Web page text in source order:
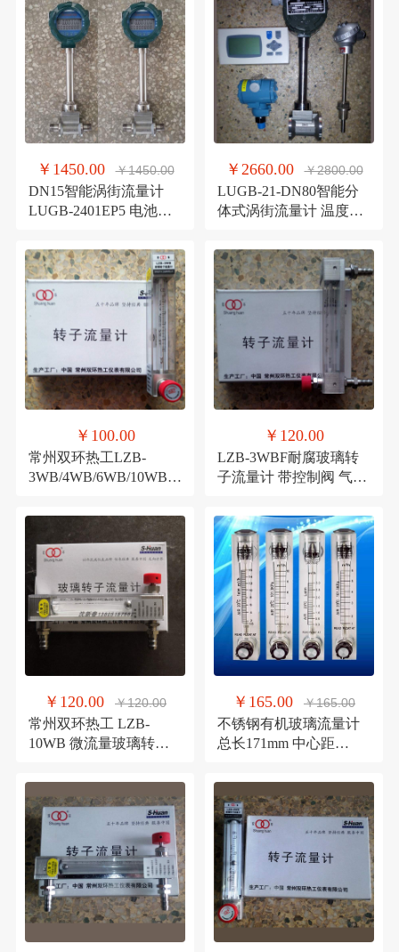
￥1450.00 ￥1450.00
DN15智能涡街流量计
LUGB-2401EP5 电池供
￥2660.00 ￥2800.00
LUGB-21-DN80智能分
体式涡街流量计 温度压
￥100.00
常州双环热工LZB-
3WB/4WB/6WB/10WB玻
3WBF/4WBF
￥120.00
LZB-3WBF耐腐玻璃转
子流量计 带控制阀 气体
￥120.00 ￥120.00
常州双环热工 LZB-
10WB 微流量玻璃转子
￥165.00 ￥165.00
不锈钢有机玻璃流量计
总长171mm 中心距
量计